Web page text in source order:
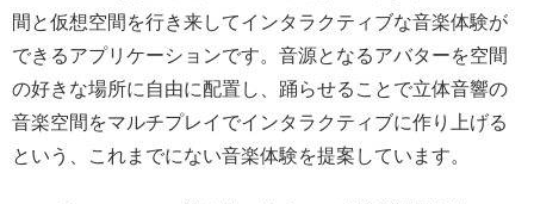
間と仮想空間を行き来してインタラクティブな音楽体験が
できるアプリケーションです。音源となるアバターを空間
の好きな場所に自由に配置し、踊らせることで立体音響の
音楽空間をマルチプレイでインタラクティブに作り上げる
という、これまでにない音楽体験を提案しています。